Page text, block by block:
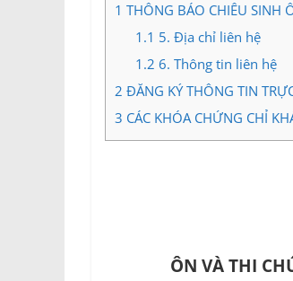
1 THÔNG BÁO CHIÊU SINH
1.1 5. Địa chỉ liên hệ
1.2 6. Thông tin liên hệ
2 ĐĂNG KÝ THÔNG TIN
3 CÁC KHÓA CHỨNG CHỈ
ÔN VÀ THI